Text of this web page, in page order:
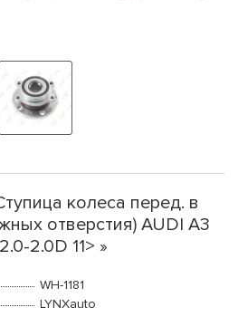
колеса перед. в
отверстия) AUDI A3
2.0D 11> »
WH-1181
LYNXauto